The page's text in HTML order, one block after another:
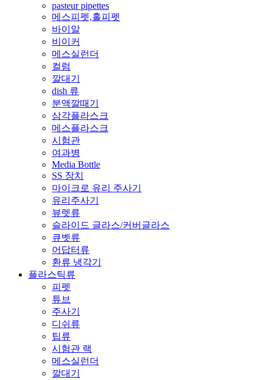
pasteur pipettes
메스피펫,홀피펫
바이알
비이커
메스실런더
컬럼
깔대기
dish 류
분액깔때기
삼각플라스크
메스플라스크
시험관
여과병
Media Bottle
SS 장치
마이크로 유리 주사기
유리주사기
뷰렛류
슬라이드 글라스/커버글라스
큐벳류
어답터류
환류 냉각기
플라스틱류
피펫
튜브
주사기
디쉬류
팁류
시험관 랙
메스실런더
깔대기